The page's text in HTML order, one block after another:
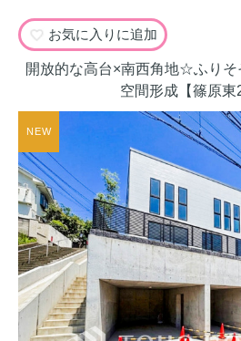
お気に入りに追加
開放的な高台×南西角地☆ふりそ
空間形成【篠原東